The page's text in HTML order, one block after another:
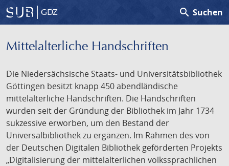
GDZ search Suchen
Mittelalterliche Handschriften
Die Niedersächsische Staats- und Universitätsbibliothek
Göttingen besitzt knapp 450 abendländische
mittelalterliche Handschriften. Die Handschriften
wurden seit der Gründung der Bibliothek im Jahr 1734
sukzessive erworben, um den Bestand der
Universalbibliothek zu ergänzen. Im Rahmen des von
der Deutschen Digitalen Bibliothek geförderten Projekts
„Digitalisierung der mittelalterlichen volkssprachlichen